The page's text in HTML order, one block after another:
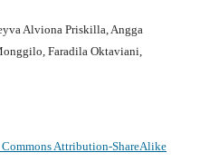
Alviona Priskilla, Angga
Faradila Oktaviani,
Attribution-ShareAlike